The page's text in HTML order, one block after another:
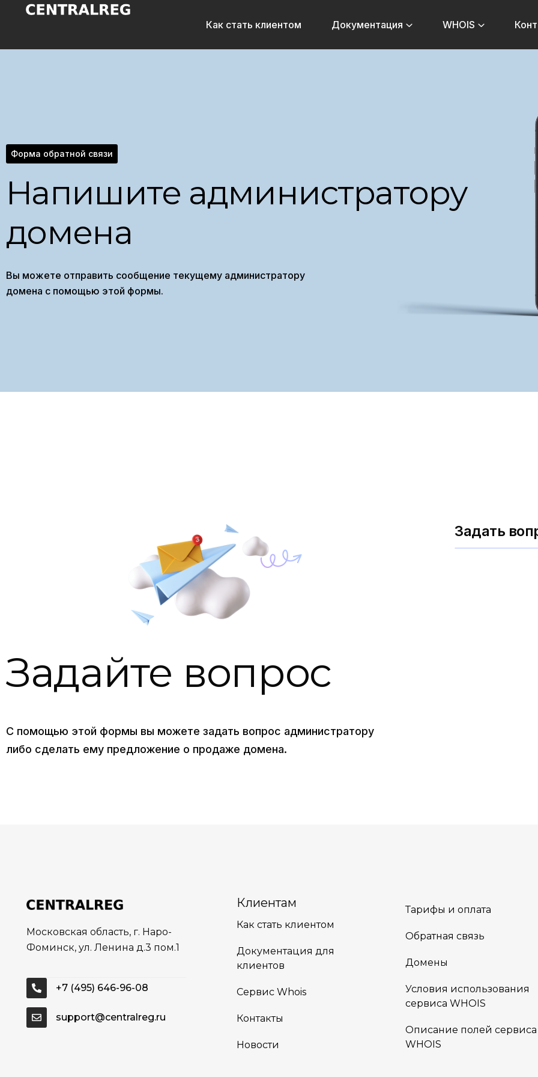
Как стать клиентом Документация WHOIS
Форма обратной связи
Напишите администратору
домена
Вы можете отправить сообщение текущему администратору
домена с помощью этой формы.
Задайте вопрос
С помощью этой формы вы можете задать вопрос администратору
либо сделать ему предложение о продаже домена.
Задать
Московская область, г. Наро-
Фоминск, ул. Ленина д.3 пом.1
+7 (495) 646-96-08
support@centralreg.ru
Клиентам
Как стать клиентом
Документация для
клиентов
Сервис Whois
Контакты
Новости
Тарифы и оплата
Обратная связь
Домены
Условия использования
сервиса WHOIS
Описание полей сервиса
WHOIS